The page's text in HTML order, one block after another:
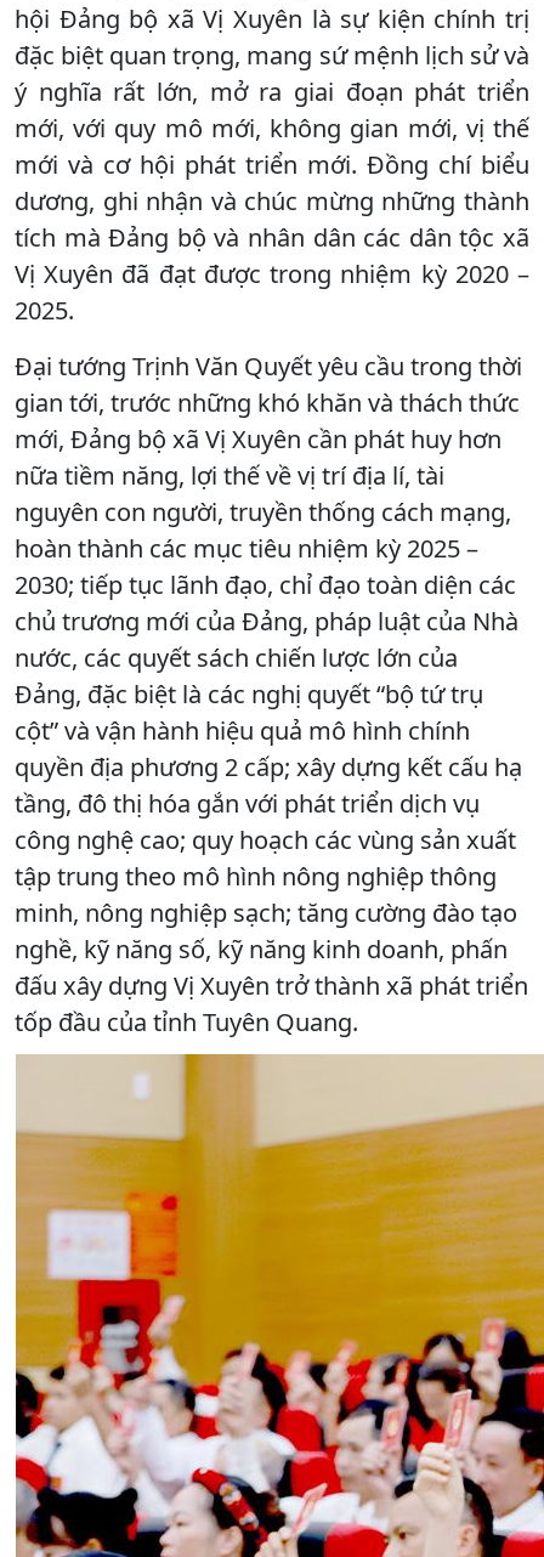
hội Đảng bộ xã Vị Xuyên là sự kiện chính trị
đặc biệt quan trọng, mang sứ mệnh lịch sử và
ý nghĩa rất lớn, mở ra giai đoạn phát triển
mới, với quy mô mới, không gian mới, vị thế
mới và cơ hội phát triển mới. Đồng chí biểu
dương, ghi nhận và chúc mừng những thành
tích mà Đảng bộ và nhân dân các dân tộc xã
Vị Xuyên đã đạt được trong nhiệm kỳ 2020 –
2025.
Đại tướng Trịnh Văn Quyết yêu cầu trong thời
gian tới, trước những khó khăn và thách thức
mới, Đảng bộ xã Vị Xuyên cần phát huy hơn
nữa tiềm năng, lợi thế về vị trí địa lí, tài
nguyên con người, truyền thống cách mạng,
hoàn thành các mục tiêu nhiệm kỳ 2025 –
2030; tiếp tục lãnh đạo, chỉ đạo toàn diện các
chủ trương mới của Đảng, pháp luật của Nhà
nước, các quyết sách chiến lược lớn của
Đảng, đặc biệt là các nghị quyết “bộ tứ trụ
cột” và vận hành hiệu quả mô hình chính
quyền địa phương 2 cấp; xây dựng kết cấu hạ
tầng, đô thị hóa gắn với phát triển dịch vụ
công nghệ cao; quy hoạch các vùng sản xuất
tập trung theo mô hình nông nghiệp thông
minh, nông nghiệp sạch; tăng cường đào tạo
nghề, kỹ năng số, kỹ năng kinh doanh, phấn
đấu xây dựng Vị Xuyên trở thành xã phát triển
tốp đầu của tỉnh Tuyên Quang.